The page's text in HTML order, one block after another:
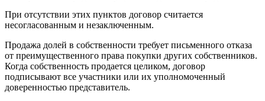
При отсутствии этих пунктов договор считается
несогласованным и незаключенным.
Продажа долей в собственности требует письменного отказа
от преимущественного права покупки других собственников.
Когда собственность продается целиком, договор
подписывают все участники или их уполномоченный
доверенностью представитель.